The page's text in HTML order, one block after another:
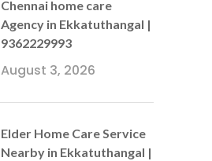
Chennai home care
Agency in Ekkatuthangal |
9362229993
August 3, 2026
Elder Home Care Service
Nearby in Ekkatuthangal |